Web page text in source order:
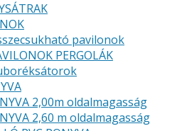
pavilonok
PERGOLÁK
2,00m oldalmagasság
2,60 m oldalmagasság